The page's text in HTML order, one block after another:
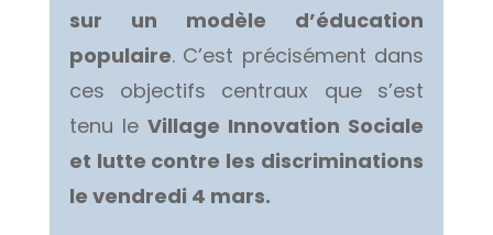
sur un modèle d’éducation
populaire. C’est précisément dans
ces objectifs centraux que s’est
tenu le Village Innovation Sociale
et lutte contre les discriminations
le vendredi 4 mars.